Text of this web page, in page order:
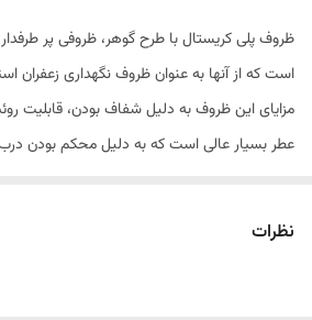
کسب اطلاعات بیشتر
ظروف پلی کریستال با طرح گوهر، ظروفی پر
است که از آنها به عنوان ظروف نگهداری زعفران
مزایای این ظروف به دلیل شفاف بودن، قابلیت
عطر بسیار عالی است که به دلیل محکم بودن
نظرات